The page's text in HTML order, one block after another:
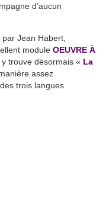
d’aucun
par Jean Habert,
module OEUVRE À
trouve désormais « La
assez
trois langues